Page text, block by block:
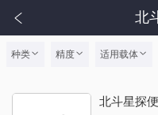
北
种类 精度 适用载体
北斗星探